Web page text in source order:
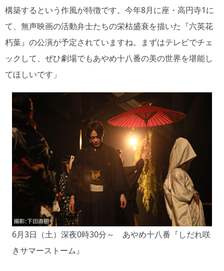
構築するという作風が特徴です。今年8月に座・高円寺1に
て、無声映画の活動弁士たちの栄枯盛衰を描いた『六英花
朽葉』の公演が予定されていますね。まずはテレビでチェ
ックして、ぜひ劇場でもあやめ十八番の美の世界を堪能し
てほしいです」
6月3日（土）深夜0時30分～ あやめ十八番『しだれ咲
きサマーストーム』